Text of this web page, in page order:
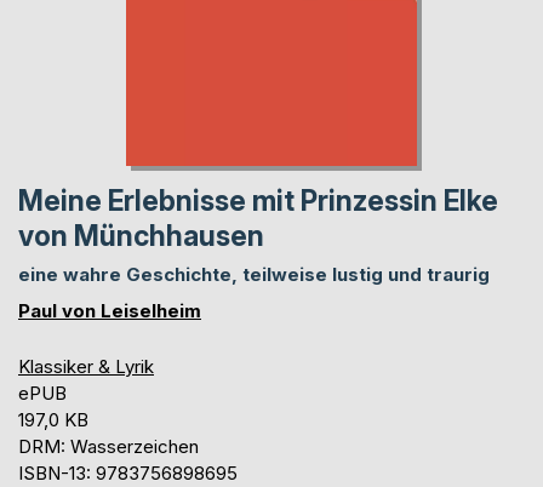
Meine Erlebnisse mit Prinzessin Elke
von Münchhausen
eine wahre Geschichte, teilweise lustig und traurig
Paul von Leiselheim
Klassiker & Lyrik
ePUB
197,0 KB
DRM: Wasserzeichen
ISBN-13: 9783756898695